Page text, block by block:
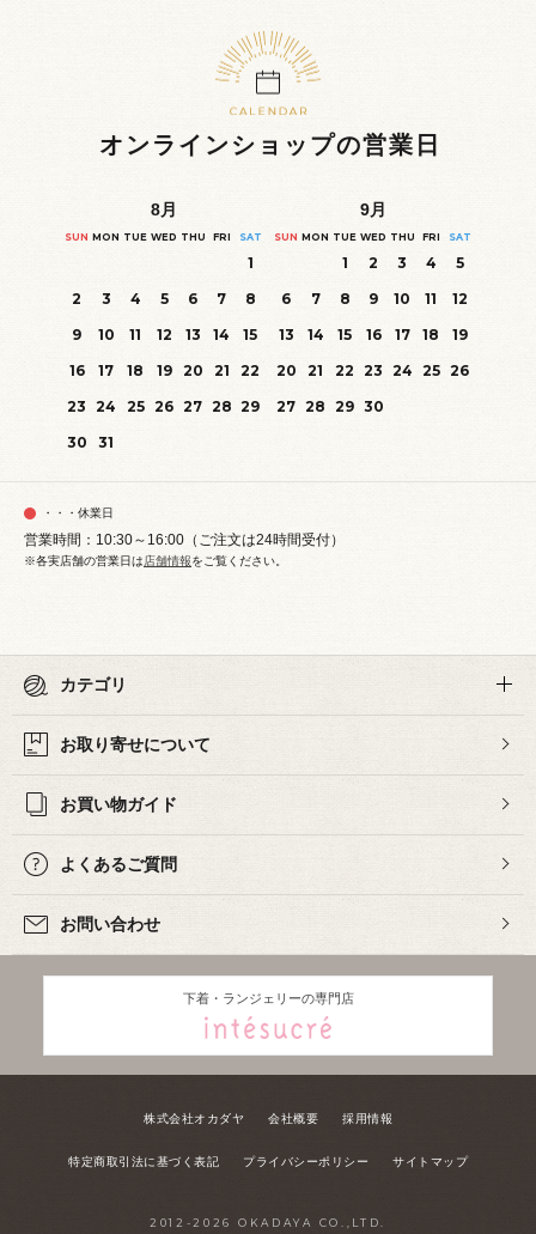
オンラインショップの営業日
8月
SUN MON TUE WED THU FRI SAT
1
2
3 4 5 6 7
8
9
10 11 12 13 14
15
16
17 18 19 20 21
22
23 24 25 26 27 28 29
30
31
9月
SUN MON TUE WED THU FRI SAT
1 2 3 4
5
6
7 8 9 10 11
12
13
14 15 16 17 18
19
20
21 22 23 24 25 26
27 28 29 30
・・・休業日
営業時間：10:30～16:00（ご注文は24時間受付）
※各実店舗の営業日は店舗情報をご覧ください。
カテゴリ
お取り寄せについて
お買い物ガイド
よくあるご質問
お問い合わせ
下着・ランジェリーの専門店
株式会社オカダヤ 会社概要 採用情報
特定商取引法に基づく表記 プライバシーポリシー サイトマップ
2012- 2026 OKADAYA CO.,LTD.